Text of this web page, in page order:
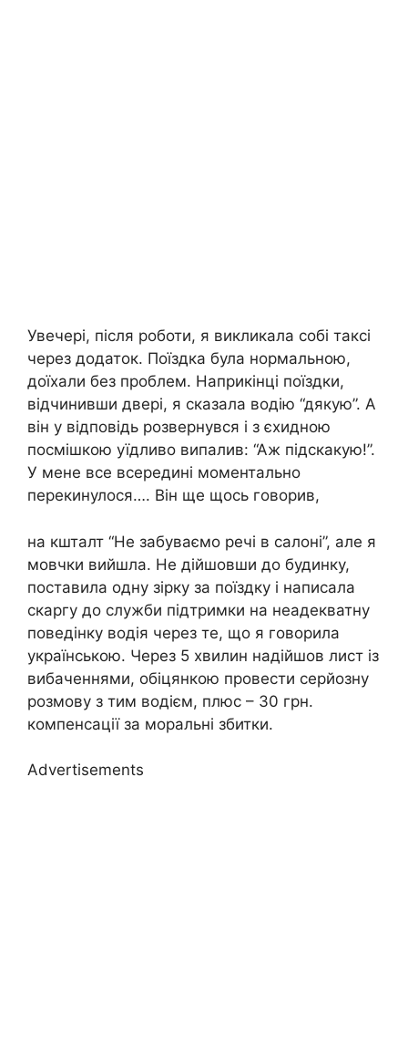
Увечері, після роботи, я викликала собі таксі
через додаток. Поїздка була нормальною,
доїхали без проблем. Наприкінці поїздки,
відчинивши двері, я сказала водію “дякую”. А
він у відповідь розвернувся і з єхидною
посмішкою уїдливо випалив: “Аж підскакую!”.
У мене все всередині моментально
перекинулося…. Він ще щось говорив,
на кшталт “Не забуваємо речі в салоні”, але я
мовчки вийшла. Не дійшовши до будинку,
поставила одну зірку за поїздку і написала
скаргу до служби підтримки на неадекватну
поведінку водія через те, що я говорила
українською. Через 5 хвилин надійшов лист із
вибаченнями, обіцянкою провести серйозну
розмову з тим водієм, плюс – 30 грн.
компенсації за моральні збитки.
Advertisements